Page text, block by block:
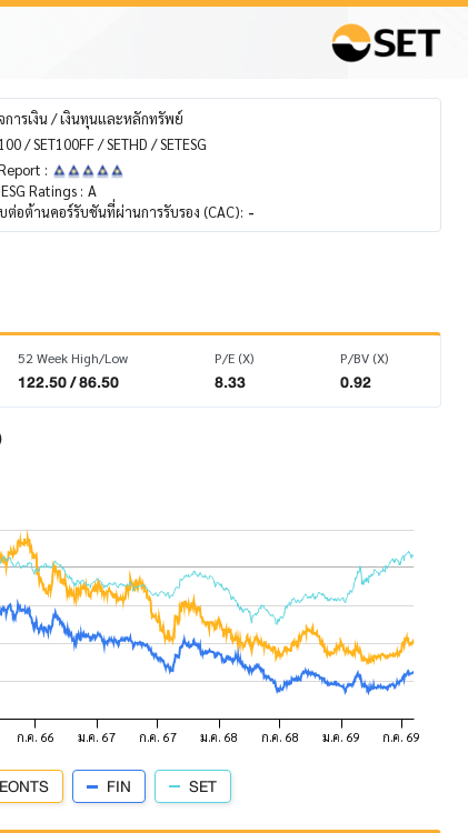
การเงิน / เงินทุนและหลักทรัพย์
/ SET100FF / SETHD / SETESG
:
Ratings : A
ต่อต้านคอร์รับชันที่ผ่านการรับรอง (CAC): -
52 Week High/Low
122.50 / 86.50
P/E (X)
8.33
P/BV (X)
0.92
FIN SET